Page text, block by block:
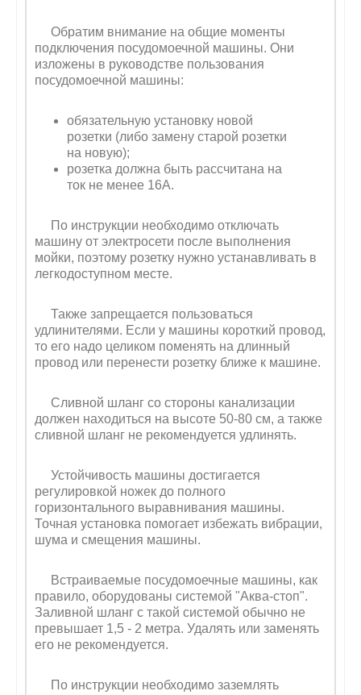
Обратим внимание на общие моменты
подключения посудомоечной машины. Они
изложены в руководстве пользования
посудомоечной машины:
обязательную установку новой
розетки (либо замену старой розетки
на новую);
розетка должна быть рассчитана на
ток не менее 16А.
По инструкции необходимо отключать
машину от электросети после выполнения
мойки, поэтому розетку нужно устанавливать в
легкодоступном месте.
Также запрещается пользоваться
удлинителями. Если у машины короткий провод,
то его надо целиком поменять на длинный
провод или перенести розетку ближе к машине.
Сливной шланг со стороны канализации
должен находиться на высоте 50-80 см, а также
сливной шланг не рекомендуется удлинять.
Устойчивость машины достигается
регулировкой ножек до полного
горизонтального выравнивания машины.
Точная установка помогает избежать вибрации,
шума и смещения машины.
Встраиваемые посудомоечные машины, как
правило, оборудованы системой "Аква-стоп".
Заливной шланг с такой системой обычно не
превышает 1,5 - 2 метра. Удалять или заменять
его не рекомендуется.
По инструкции необходимо заземлять